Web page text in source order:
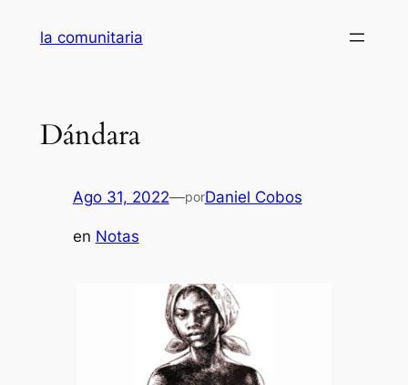
la comunitaria
Dándara
Ago 31, 2022—porDaniel Cobos
en Notas